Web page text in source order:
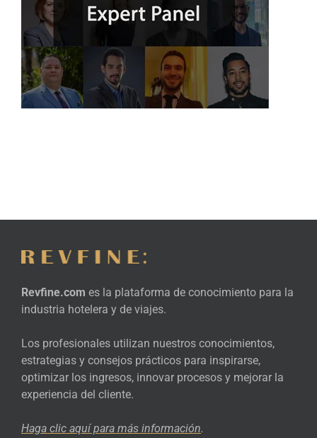
Revfine.com es la plataforma de conocimiento para la
industria hotelera y de viajes.
Los profesionales utilizan nuestros conocimientos,
estrategias y consejos prácticos para inspirarse,
optimizar los ingresos, innovar procesos y mejorar la
experiencia del cliente.
Haga clic aquí para más información.